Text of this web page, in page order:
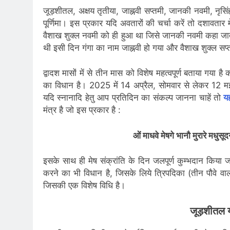
जूड़शीतल, अक्षय तृतीया, जाह्नवी सप्तमी, जानकी नवमी, नृसिंह
पूर्णिमा। इस प्रकार यदि अवतारों की चर्चा करें तो
वैशाख शुक्ल नवमी को ही हुआ था जिसे जानकी नवमी कहा
थी इसी दिन गंगा का नाम जाह्नवी हो गया और वैशाख शुक्ल
द्वादश मासों में से तीन मास को विशेष महत्वपूर्ण बताया
का विधान है। 2025 में 14 अप्रैल, सोमवार से लेकर 12
यदि स्नानादि हेतु आप प्रतिदिन का संकल्प जानना चाहें तो
मंत्र है जो इस प्रकार है :
ओं माधवे मेषगे भानौ मुरारे
इसके साथ ही मेष संक्रांति के दिन जलपूर्ण कुम्भदान किया
करने का भी विधान है, जिसके लिये त्रिपदिका (तीन पौवे
जिसकी एक विशेष विधि है।
जूड़शीतल